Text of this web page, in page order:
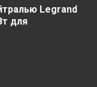
Legrand
для